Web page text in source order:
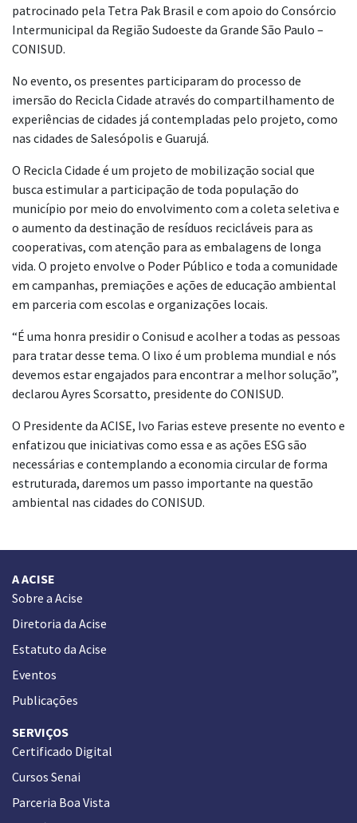
patrocinado pela Tetra Pak Brasil e com apoio do Consórcio
Intermunicipal da Região Sudoeste da Grande São Paulo –
CONISUD.
No evento, os presentes participaram do processo de
imersão do Recicla Cidade através do compartilhamento de
experiências de cidades já contempladas pelo projeto, como
nas cidades de Salesópolis e Guarujá.
O Recicla Cidade é um projeto de mobilização social que
busca estimular a participação de toda população do
município por meio do envolvimento com a coleta seletiva e
o aumento da destinação de resíduos recicláveis para as
cooperativas, com atenção para as embalagens de longa
vida. O projeto envolve o Poder Público e toda a comunidade
em campanhas, premiações e ações de educação ambiental
em parceria com escolas e organizações locais.
“É uma honra presidir o Conisud e acolher a todas as pessoas
para tratar desse tema. O lixo é um problema mundial e nós
devemos estar engajados para encontrar a melhor solução”,
declarou Ayres Scorsatto, presidente do CONISUD.
O Presidente da ACISE, Ivo Farias esteve presente no evento e
enfatizou que iniciativas como essa e as ações ESG são
necessárias e contemplando a economia circular de forma
estruturada, daremos um passo importante na questão
ambiental nas cidades do CONISUD.
A ACISE
Sobre a Acise
Diretoria da Acise
Estatuto da Acise
Eventos
Publicações
SERVIÇOS
Certificado Digital
Cursos Senai
Parceria Boa Vista